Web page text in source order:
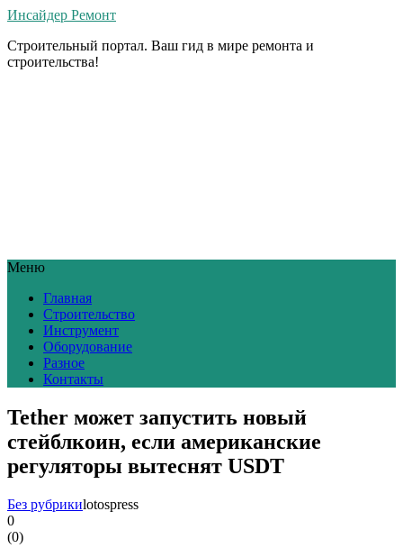
Инсайдер Ремонт
Строительный портал. Ваш гид в мире ремонта и
строительства!
Меню
Главная
Строительство
Инструмент
Оборудование
Разное
Контакты
Tether может запустить новый
стейблкоин, если американские
регуляторы вытеснят USDT
Без рубрикиlotospress
0
(0)